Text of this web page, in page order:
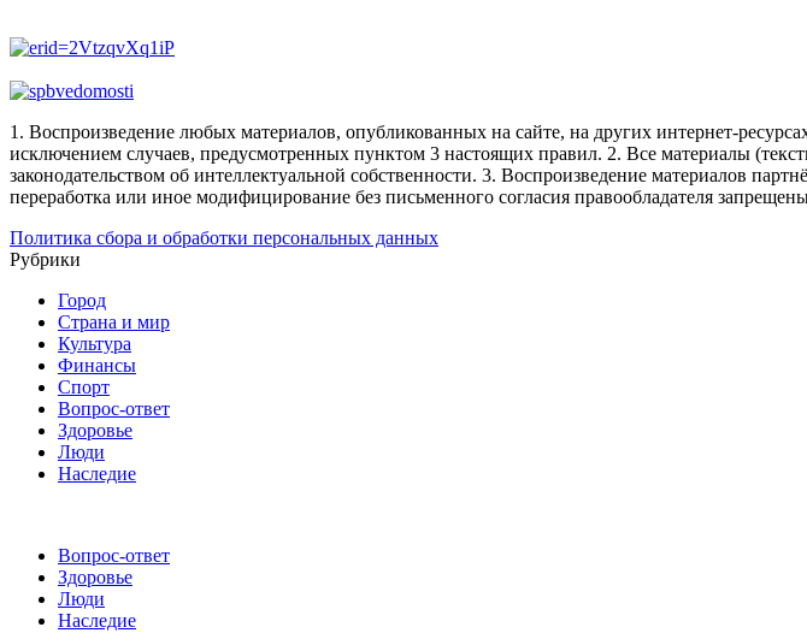
1. Воспроизведение любых материалов, опубликованных на сайте, на других интернет-
исключением случаев, предусмотренных пунктом 3 настоящих правил. 2. Все материалы
законодательством об интеллектуальной собственности. 3. Воспроизведение материалов
переработка или иное модифицирование без письменного согласия правообладателя
Политика сбора и обработки персональных данных
Рубрики
Город
Страна и мир
Культура
Финансы
Спорт
Вопрос-ответ
Здоровье
Люди
Наследие
Вопрос-ответ
Здоровье
Люди
Наследие